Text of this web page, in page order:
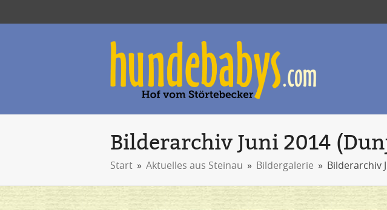
Bilderarchiv Juni 2014
Start » Aktuelles aus Steinau » Bildergalerie » Bilderarchiv